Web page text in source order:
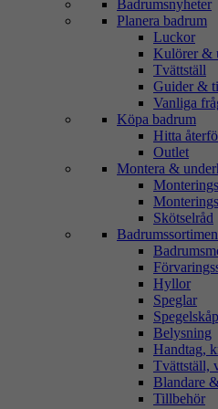
Badrumsnyheter
Planera badrum
Luckor
Kulörer &
Tvättställ
Guider &
Vanliga
Köpa badrum
Hitta
Outlet
Montera &
Skötselråd
Hyllor
Speglar
Spegelskåp
Belysning
Handtag,
Tvättställ,
Blandare
Tillbehör